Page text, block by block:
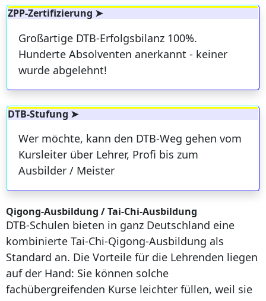
ZPP-Zertifizierung ➤
Großartige DTB-Erfolgsbilanz 100%.
Hunderte Absolventen anerkannt - keiner
wurde abgelehnt!
DTB-Stufung ➤
Wer möchte, kann den DTB-Weg gehen vom
Kursleiter über Lehrer, Profi bis zum
Ausbilder / Meister
Qigong-Ausbildung / Tai-Chi-Ausbildung
DTB-Schulen bieten in ganz Deutschland eine
kombinierte Tai-Chi-Qigong-Ausbildung als
Standard an. Die Vorteile für die Lehrenden liegen
auf der Hand: Sie können solche
fachübergreifenden Kurse leichter füllen, weil sie